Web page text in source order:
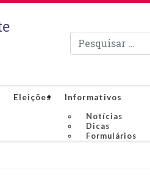
Pesquisar
Eleições
Informativos
Notícias
Dicas
Formulários